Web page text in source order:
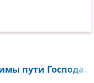
пути Господа...